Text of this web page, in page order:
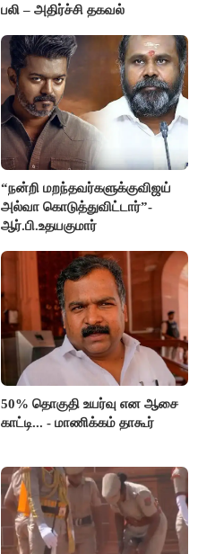
பலி – அதிர்ச்சி தகவல்
“நன்றி மறந்தவர்களுக்குவிஜய்
அல்வா கொடுத்துவிட்டார்”-
ஆர்.பி.உதயகுமார்
50% தொகுதி உயர்வு என ஆசை
காட்டி... - மாணிக்கம் தாகூர்